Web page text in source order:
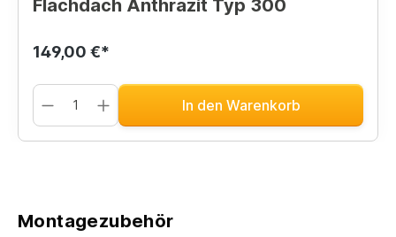
Flachdach Anthrazit Typ 300
149,00 €*
In den Warenkorb
Montagezubehör